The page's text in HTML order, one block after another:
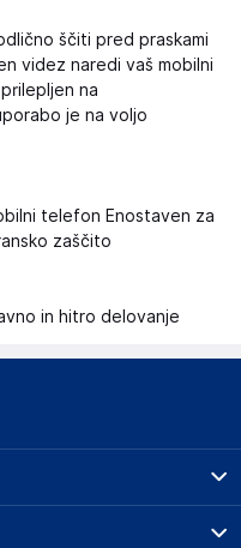
ščiti pred praskami
videz naredi vaš mobilni
na
je na voljo
telefon Enostaven za
zaščito
in hitro delovanje